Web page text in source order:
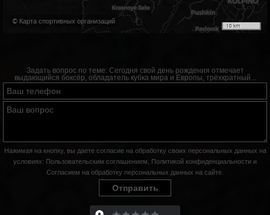
© Карта спортивных организаций
10 km
Задать вопрос по теме: Сегодня свой день рождения отмечает
выдающийся боксёр, обладатель кубка мира и Европы, трёхкратный...
Нажимая на кнопку, вы даете согласие на обработку своих персональных данных на
условиях: Пользовательским соглашением Политикой конфиденциальности и
Согласием на обработку персональных данных на сайте
Отправить